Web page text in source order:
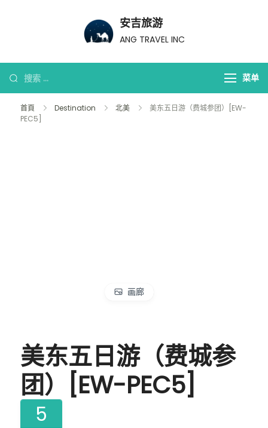
安吉旅游
ANG TRAVEL INC
菜单
首頁 Destination 北美
美东五日游（费城参团）[EW-
PEC5]
画廊
美东五日游（费城参
团）[EW-PEC5]
5